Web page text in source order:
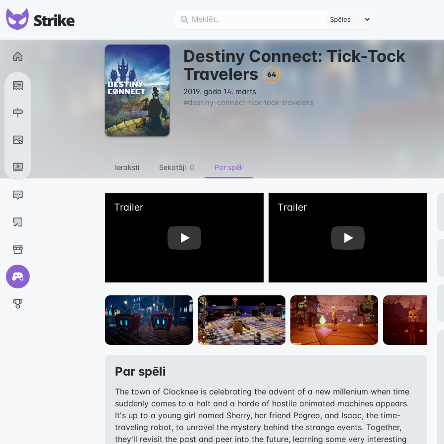
Destiny Connect: Tick-Tock
Travelers
64
2019. gada 14. marts
#destiny-connect-tick-tock-travelers
Ieraksti Sekotāji 0 Par spēli
Trailer
Play
Trailer
Play
Par spēli
The town of Clocknee is celebrating the advent of a new millenium when time
suddenly comes to a halt and a horde of hostile animated machines appears.
It's up to a young girl named Sherry, her friend Pegreo, and Isaac, the time-
traveling robot, to unravel the mystery behind the strange events. Together,
they'll revisit the past and peer into the future, learning some very interesting